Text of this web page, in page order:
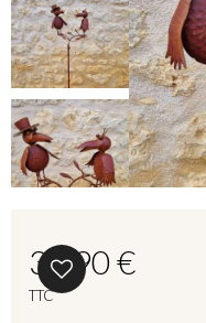
39,90 €
TTC